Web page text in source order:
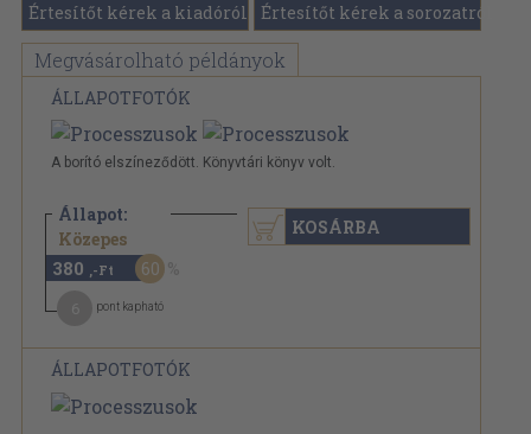
Értesítőt kérek a kiadóról Értesítőt kérek a sorozatról
Megvásárolható példányok
ÁLLAPOTFOTÓK
A borító elszíneződött. Könyvtári könyv volt.
Állapot:
Közepes
960 Ft
380 ,-Ft 60
pont kapható
KOSÁRBA
ÁLLAPOTFOTÓK